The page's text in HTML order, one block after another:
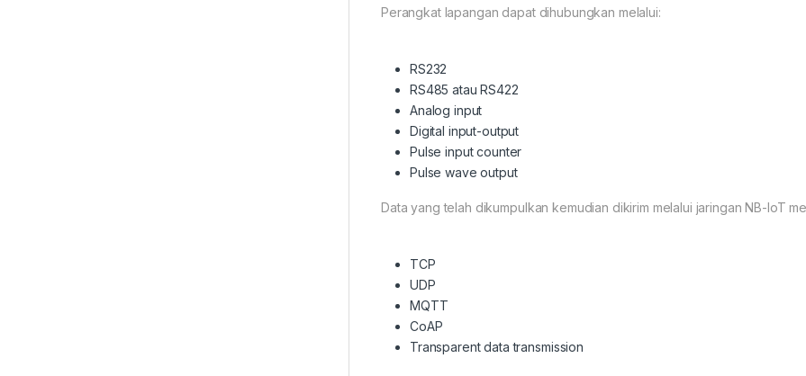
Perangkat lapangan dapat dihubungkan melalui:
RS232
RS485 atau RS422
Analog input
Digital input-output
Pulse input counter
Pulse wave output
Data yang telah dikumpulkan kemudian dikirim melalui jaringan NB-IoT
TCP
UDP
MQTT
CoAP
Transparent data transmission